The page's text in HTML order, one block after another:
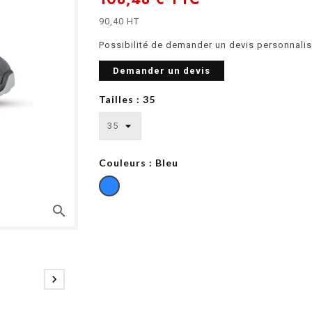
search

90,40 HT
Possibilité de demander un devis
Demander un devis
Tailles : 35
Couleurs : Bleu